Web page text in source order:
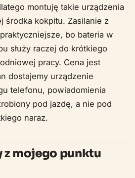
montuję takie urządzenia
środka kokpitu. Zasilanie z
bo bateria w
służy raczej do krótkiego
pracy. Cena jest
dostajemy urządzenie
telefonu, powiadomienia
pod jazdę, a nie pod
naraz.
z mojego punktu